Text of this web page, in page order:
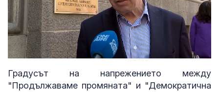
Unmute Loaded:
3.24%
Градусът на напрежението между
"Продължаваме промяната" и "Демократична